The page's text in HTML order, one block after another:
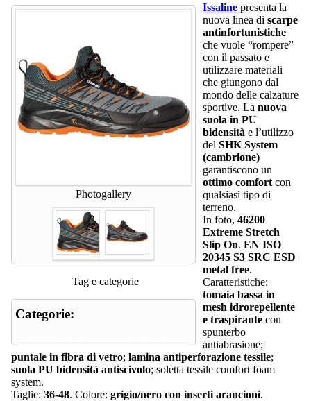
Photogallery
Tag e categorie
Categorie:
Issaline presenta la
nuova linea di scarpe
antinfortunistiche
che vuole “rompere”
con il passato e
utilizzare materiali
che giungono dal
mondo delle calzature
sportive. La nuova
suola in PU
bidensità e l’utilizzo
del SHK System
(cambrione)
garantiscono un
ottimo comfort con
qualsiasi tipo di
terreno.
In foto, 46200
Extreme Stretch
Slip On. EN ISO
20345 S3 SRC ESD
metal free.
Caratteristiche:
tomaia bassa in
mesh idrorepellente
e traspirante con
spunterbo
antiabrasione;
puntale in fibra di vetro; lamina antiperforazione tessile;
suola PU bidensità antiscivolo; soletta tessile comfort foam
system.
Taglie: 36-48. Colore: grigio/nero con inserti arancioni.